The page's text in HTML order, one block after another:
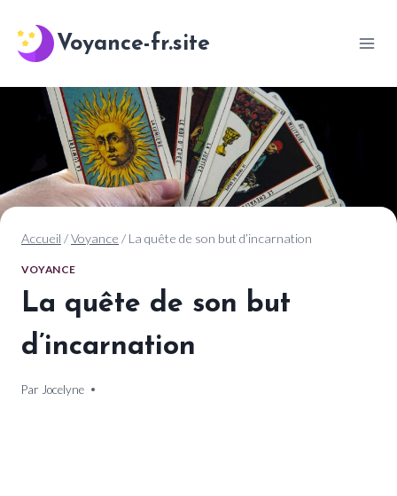
contenu
Voyance-fr.site
Accueil /Voyance / La quête de son but d’incarnation
VOYANCE
La quête de son but
d’incarnation
Par Jocelyne
4 novembre 2024